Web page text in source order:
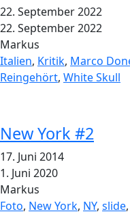
22. September 2022
22. September 2022
Markus
Italien, Kritik, Marco
Reingehört, White Skull
New York #2
17. Juni 2014
1. Juni 2020
Markus
Foto, New York, NY, slide,